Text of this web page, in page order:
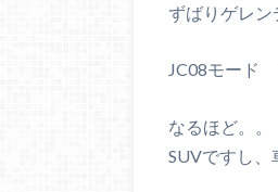
ずばりゲレン
JC08モード
なるほど。。
SUVですし、